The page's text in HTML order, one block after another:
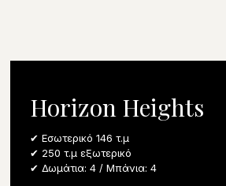
Horizon Heights
✔ Εσωτερικό 146 τ.μ
✔ 250 τ.μ εξωτερικό
✔ Δωμάτια: 4 / Μπάνια: 4